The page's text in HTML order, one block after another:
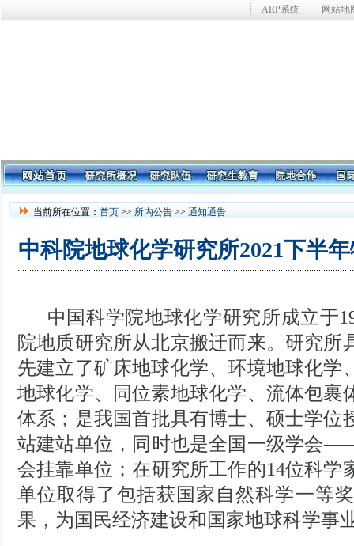
ARP系统 网站地
当前所在位置： 首页 >> 所内公告 >> 通知通告
中科院地球化学研究所2021下半
中国科学院地球化学研究所成立于
院地质研究所从北京搬迁而来。研究所
先建立了矿床地球化学、环境地球化学
地球化学、同位素地球化学、流体包裹
体系；是我国首批具有博士、硕士学位
站建站单位， 同时也是全国一级学会
会挂靠单位；在研究所工作的14位科学
单位取得了包括获国家自然科学一等
果，为国民经济建设和国家地球科学事